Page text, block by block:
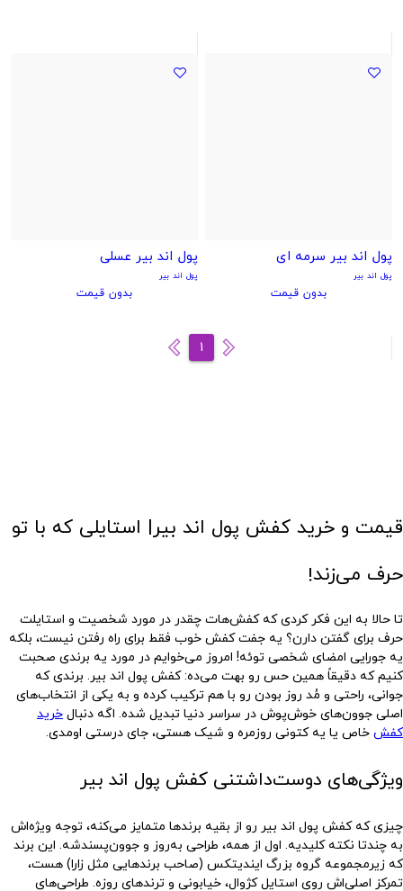
پول اند بیر سرمه ای
پول اند بیر
بدون قیمت
پول اند بیر عسلی
پول اند بیر
بدون قیمت
1
قیمت و خرید کفش پول اند بیر| استایلی که با تو
حرف می‌زند!
تا حالا به این فکر کردی که کفش‌هات چقدر در مورد شخصیت و استایلت
حرف برای گفتن دارن؟ یه جفت کفش خوب فقط برای راه رفتن نیست، بلکه
یه جورایی امضای شخصی توئه! امروز می‌خوایم در مورد یه برندی صحبت
کنیم که دقیقاً همین حس رو بهت می‌ده:کفش پول اند بیر. برندی که
جوانی، راحتی و مُد روز بودن رو با هم ترکیب کرده و به یکی از انتخاب‌های
اصلی جوون‌های خوش‌پوش در سراسر دنیا تبدیل شده. اگه دنبالخرید
کفشخاص یا یه کتونی روزمره و شیک هستی، جای درستی اومدی.
ویژگی‌های دوست‌داشتنی کفش پول اند بیر
چیزی کهکفش پول اند بیر رو از بقیه برندها متمایز می‌کنه، توجه ویژه‌اش
به چندتا نکته کلیدیه. اول از همه، طراحی به‌روز و جوون‌پسندشه. این برند
که زیرمجموعه گروه بزرگ ایندیتکس (صاحب برندهایی مثل زارا) هست،
تمرکز اصلی‌اش روی استایل کژوال، خیابونی و ترندهای روزه. طراحی‌های